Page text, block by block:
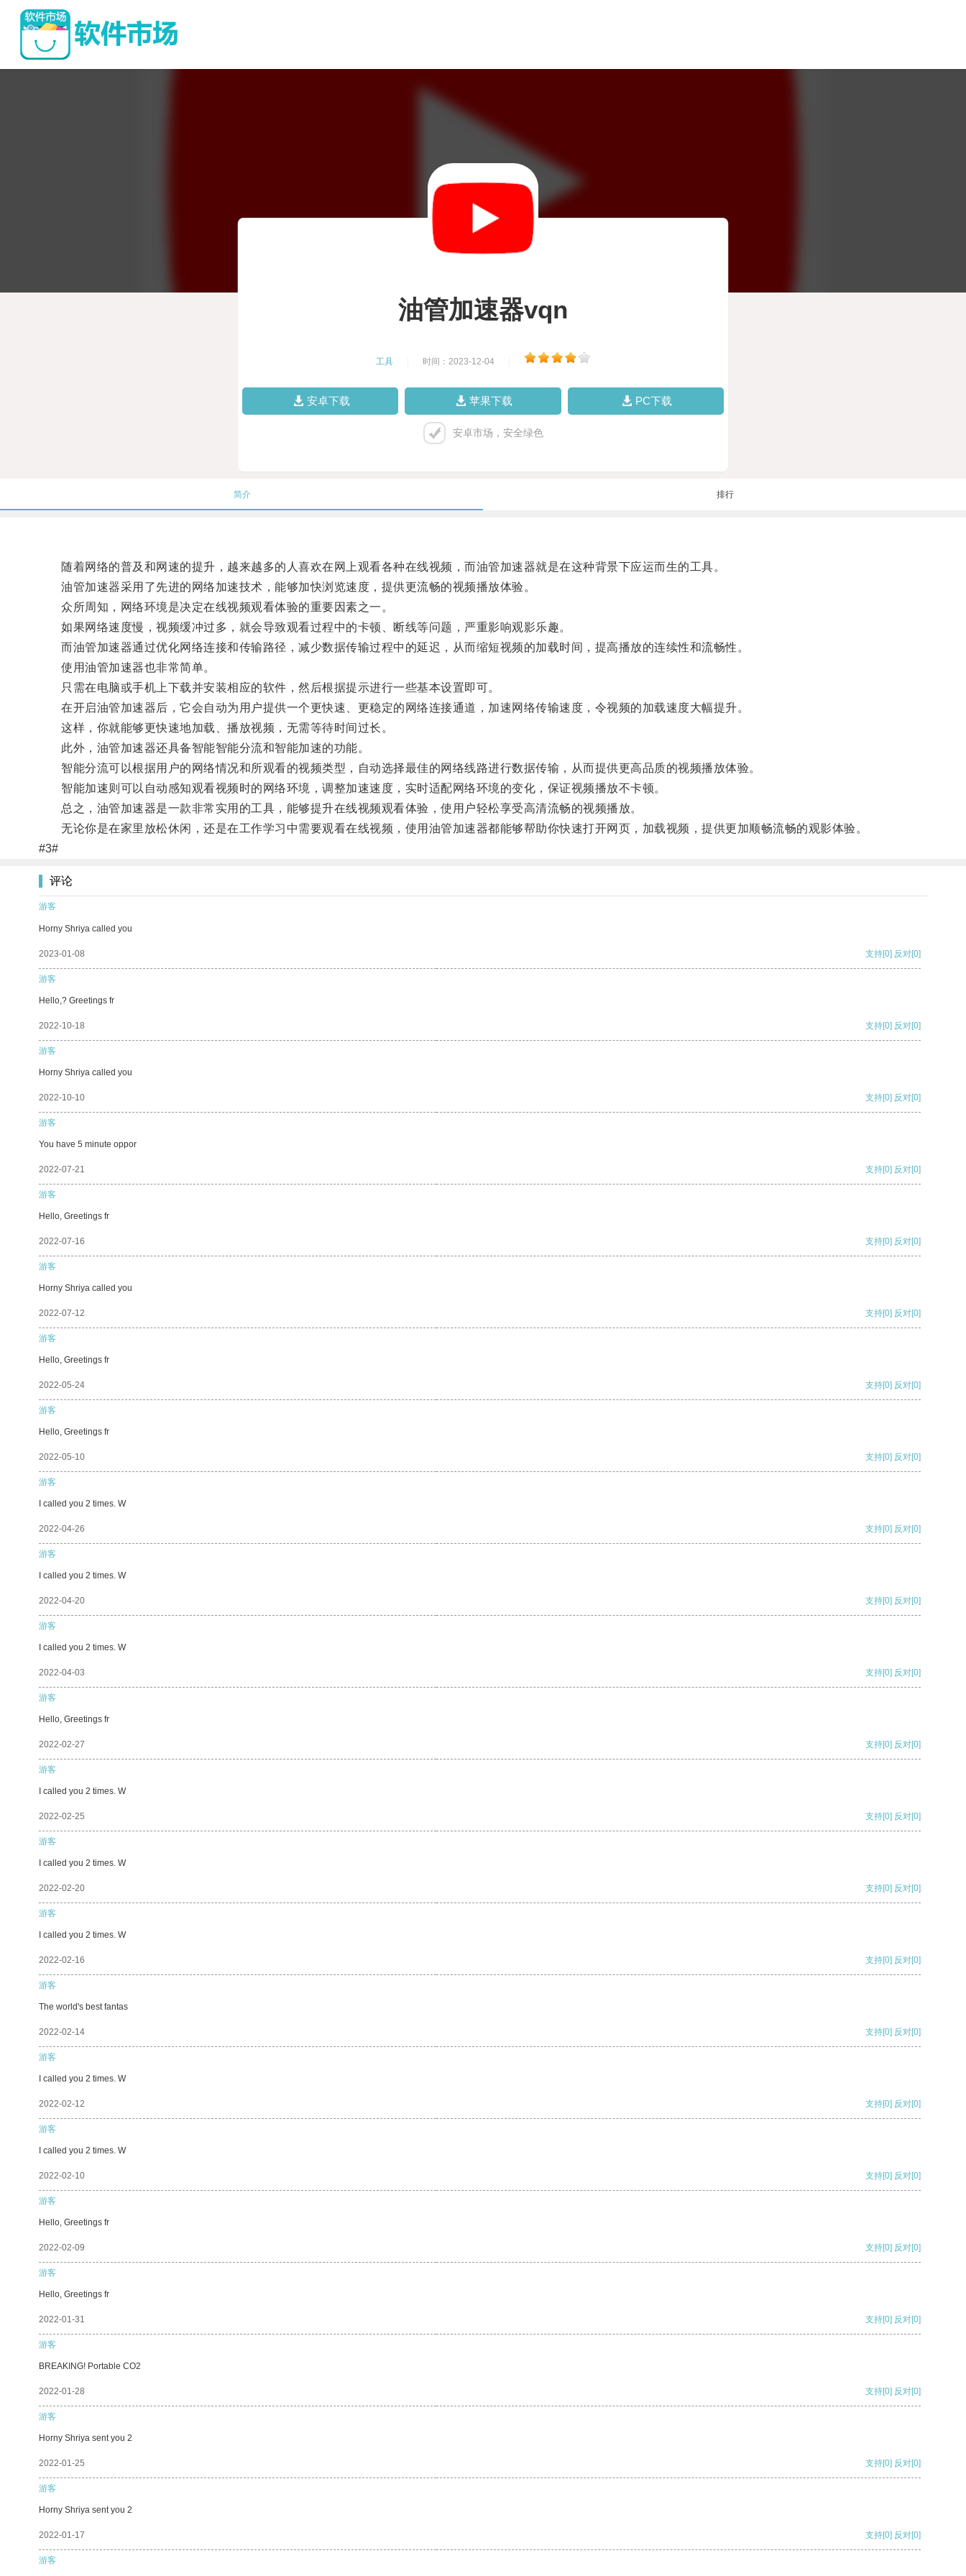
油管加速器vqn
工具 时间：2023-12-04
安卓下载 苹果下载 PC下载
安卓市场，安全绿色
简介 排行
随着网络的普及和网速的提升，越来越多的人喜欢在网上观看各种在线视频，而油管加速器就是在这种背景下应运而生的工具。
油管加速器采用了先进的网络加速技术，能够加快浏览速度，提供更流畅的视频播放体验。
众所周知，网络环境是决定在线视频观看体验的重要因素之一。
如果网络速度慢，视频缓冲过多，就会导致观看过程中的卡顿、断线等问题，严重影响观影乐趣。
而油管加速器通过优化网络连接和传输路径，减少数据传输过程中的延迟，从而缩短视频的加载时间，提高播放的连续性和流畅性。
使用油管加速器也非常简单。
只需在电脑或手机上下载并安装相应的软件，然后根据提示进行一些基本设置即可。
在开启油管加速器后，它会自动为用户提供一个更快速、更稳定的网络连接通道，加速网络传输速度，令视频的加载速度大幅提升。
这样，你就能够更快速地加载、播放视频，无需等待时间过长。
此外，油管加速器还具备智能智能分流和智能加速的功能。
智能分流可以根据用户的网络情况和所观看的视频类型，自动选择最佳的网络线路进行数据传输，从而提供更高品质的视频播放体验。
智能加速则可以自动感知观看视频时的网络环境，调整加速速度，实时适配网络环境的变化，保证视频播放不卡顿。
总之，油管加速器是一款非常实用的工具，能够提升在线视频观看体验，使用户轻松享受高清流畅的视频播放。
无论你是在家里放松休闲，还是在工作学习中需要观看在线视频，使用油管加速器都能够帮助你快速打开网页，加载视频，提供更加顺畅流畅的观影体验。
#3#
评论
游客
Horny Shriya called you
2023-01-08 支持[0] 反对[0]
游客
Hello,? Greetings fr
2022-10-18 支持[0] 反对[0]
游客
Horny Shriya called you
2022-10-10 支持[0] 反对[0]
游客
You have 5 minute oppor
2022-07-21 支持[0] 反对[0]
游客
Hello, Greetings fr
2022-07-16 支持[0] 反对[0]
游客
Horny Shriya called you
2022-07-12 支持[0] 反对[0]
游客
Hello, Greetings fr
2022-05-24 支持[0] 反对[0]
游客
Hello, Greetings fr
2022-05-10 支持[0] 反对[0]
游客
I called you 2 times. W
2022-04-26 支持[0] 反对[0]
游客
I called you 2 times. W
2022-04-20 支持[0] 反对[0]
游客
I called you 2 times. W
2022-04-03 支持[0] 反对[0]
游客
Hello, Greetings fr
2022-02-27 支持[0] 反对[0]
游客
I called you 2 times. W
2022-02-25 支持[0] 反对[0]
游客
I called you 2 times. W
2022-02-20 支持[0] 反对[0]
游客
I called you 2 times. W
2022-02-16 支持[0] 反对[0]
游客
The world's best fantas
2022-02-14 支持[0] 反对[0]
游客
I called you 2 times. W
2022-02-12 支持[0] 反对[0]
游客
I called you 2 times. W
2022-02-10 支持[0] 反对[0]
游客
Hello, Greetings fr
2022-02-09 支持[0] 反对[0]
游客
Hello, Greetings fr
2022-01-31 支持[0] 反对[0]
游客
BREAKING! Portable CO2
2022-01-28 支持[0] 反对[0]
游客
Horny Shriya sent you 2
2022-01-25 支持[0] 反对[0]
游客
Horny Shriya sent you 2
2022-01-17 支持[0] 反对[0]
游客